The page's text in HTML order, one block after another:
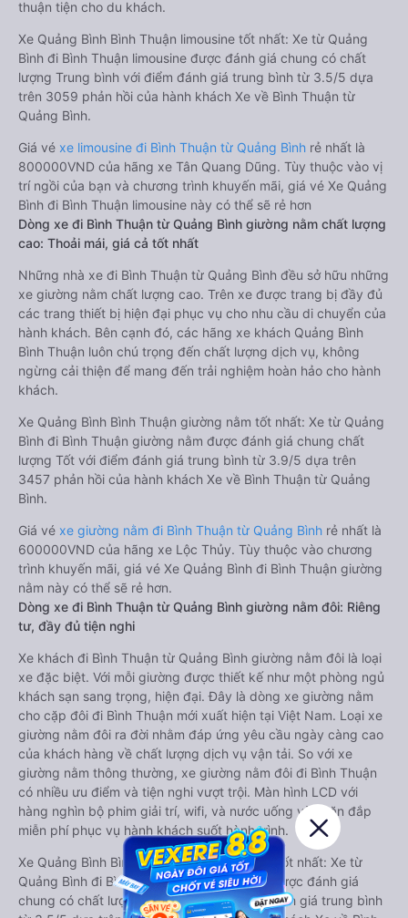
thuận tiện cho du khách.
Xe Quảng Bình Bình Thuận limousine tốt nhất: Xe từ Quảng
Bình đi Bình Thuận limousine được đánh giá chung có chất
lượng Trung bình với điểm đánh giá trung bình từ 3.5/5 dựa
trên 3059 phản hồi của hành khách Xe về Bình Thuận từ
Quảng Bình.
Giá vé xe limousine đi Bình Thuận từ Quảng Bình rẻ nhất là
800000VND của hãng xe Tân Quang Dũng. Tùy thuộc vào vị
trí ngồi của bạn và chương trình khuyến mãi, giá vé Xe Quảng
Bình đi Bình Thuận limousine này có thể sẽ rẻ hơn
Dòng xe đi Bình Thuận từ Quảng Bình giường nằm chất lượng
cao: Thoải mái, giá cả tốt nhất
Những nhà xe đi Bình Thuận từ Quảng Bình đều sở hữu những
xe giường nằm chất lượng cao. Trên xe được trang bị đầy đủ
các trang thiết bị hiện đại phục vụ cho nhu cầu di chuyển của
hành khách. Bên cạnh đó, các hãng xe khách Quảng Bình
Bình Thuận luôn chú trọng đến chất lượng dịch vụ, không
ngừng cải thiện để mang đến trải nghiệm hoàn hảo cho hành
khách.
Xe Quảng Bình Bình Thuận giường nằm tốt nhất: Xe từ Quảng
Bình đi Bình Thuận giường nằm được đánh giá chung chất
lượng Tốt với điểm đánh giá trung bình từ 3.9/5 dựa trên
3457 phản hồi của hành khách Xe về Bình Thuận từ Quảng
Bình.
Giá vé xe giường nằm đi Bình Thuận từ Quảng Bình rẻ nhất là
600000VND của hãng xe Lộc Thủy. Tùy thuộc vào chương
trình khuyến mãi, giá vé Xe Quảng Bình đi Bình Thuận giường
nằm này có thể sẽ rẻ hơn.
Dòng xe đi Bình Thuận từ Quảng Bình giường nằm đôi: Riêng
tư, đầy đủ tiện nghi
Xe khách đi Bình Thuận từ Quảng Bình giường nằm đôi là loại
xe đặc biệt. Với mỗi giường được thiết kế như một phòng ngủ
khách sạn sang trọng, hiện đại. Đây là dòng xe giường nằm
cho cặp đôi đi Bình Thuận mới xuất hiện tại Việt Nam. Loại xe
giường nằm đôi ra đời nhằm đáp ứng yêu cầu ngày càng cao
của khách hàng về chất lượng dịch vụ vận tải. So với xe
giường nằm thông thường, xe giường nằm đôi đi Bình Thuận
có nhiều ưu điểm và tiện nghi vượt trội. Màn hình LCD với
hàng nghìn bộ phim giải trí, wifi, và nước uống và chăn đắp
miễn phí phục vụ hành khách suốt hành trình.
Xe Quảng Bình Bình Thuận giường nằm đôi tốt nhất: Xe từ
Quảng Bình đi Bình Thuận giường nằm đôi được đánh giá
chung có chất lượng Trung bình với điểm đánh giá trung bình